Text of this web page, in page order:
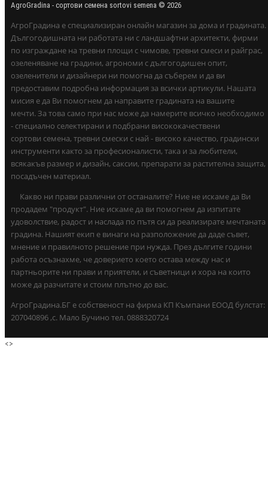
AgroGradina - сортови семена sortovi semena © 2026
АгроГрадина е специализиран онлайн магазин за дома и градината.
Дългогодишната ни работата ни с ландшафтни архитекти, фирми
по изграждане на тревни площи с чимове, тревни смеси и райграс,
озеленяване на градини, агрономи с дългогодишен опит,
озеленители и дизайнери ни помогна да съберем и да ви
предоставим подробна информация за всички артикули. Нашата
мисия е да Ви помогнем да направите градината на вашите
мечти. За това само при нас може да намерите всичко необходимо
- специално селектирани и подбрани висококачествени
сортови семена, тревни смески с най - високо качество, градински
инструменти както за професионалисти, така и за любители,
всякакъв размер и дизайн, саксии, препарати за растителна защита,
посадъчен материал.
Какво ни прави различни от останалите? Ние не искаме да Ви
продадем "продукт". Ние искаме да ви помогнем да изпитате
удоволствие, радост и наслада по пътя си да реализирате мечтаната
градина. Нашият екип е винаги на разположение да даде съвет,
мнение и правилното решение при нужда. През дългите години
работа осъзнахме, че доверието което остава между нас и
партньорите ни прави и приятели, и съветници и хора на които
може да разчитате и стоим плътно до вас.
АгроГрадина.БГ е собственост на фирма КП Къмпани ЕООД булстат:
207040896 ,с. Мало Бучино тел. 0888320724
<>